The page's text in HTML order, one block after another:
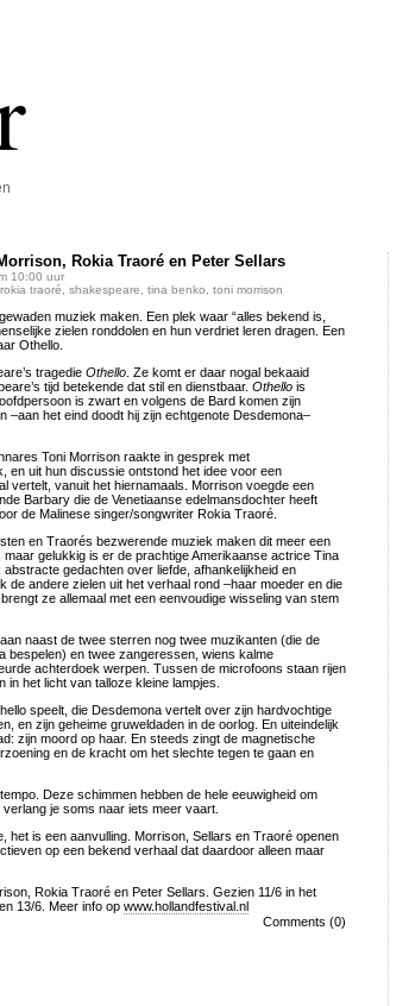
Rokia Traoré en Peter Sellars
10:00 uur
rokia traoré shakespeare tina benko toni morrison
muziek maken. Een plek waar “alles bekend is,
zielen ronddolen en hun verdriet leren dragen. Een
Othello.
tragedie Othello . Ze komt er daar nogal bekaaid
tijd betekende dat stil en dienstbaar. Othello is
is zwart en volgens de Bard komen zijn
–aan het eind doodt hij zijn echtgenote Desdemona–
Toni Morrison raakte in gesprek met
en uit hun discussie ontstond het idee voor een
vertelt, vanuit het hiernamaals. Morrison voegde een
Barbary die de Venetiaanse edelmansdochter heeft
de Malinese singer/songwriter Rokia Traoré.
en Traorés bezwerende muziek maken dit meer een
gelukkig is er de prachtige Amerikaanse actrice Tina
gedachten over liefde, afhankelijkheid en
de andere zielen uit het verhaal rond –haar moeder en die
ze allemaal met een eenvoudige wisseling van stem
naast de twee sterren nog twee muzikanten (die de
bespelen) en twee zangeressen, wiens kalme
achterdoek werpen. Tussen de microfoons staan rijen
het licht van talloze kleine lampjes.
speelt, die Desdemona vertelt over zijn hardvochtige
en zijn geheime gruweldaden in de oorlog. En uiteindelijk
zijn moord op haar. En steeds zingt de magnetische
en de kracht om het slechte tegen te gaan en
Deze schimmen hebben de hele eeuwigheid om
je soms naar iets meer vaart.
het is een aanvulling. Morrison, Sellars en Traoré openen
op een bekend verhaal dat daardoor alleen maar
Rokia Traoré en Peter Sellars. Gezien 11/6 in het
13/6. Meer info op www.hollandfestival.nl
Comments (0)